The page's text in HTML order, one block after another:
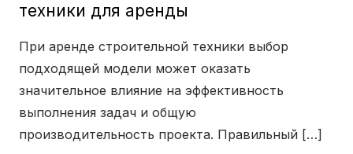
техники для аренды
При аренде строительной техники выбор
подходящей модели может оказать
значительное влияние на эффективность
выполнения задач и общую
производительность проекта. Правильный […]